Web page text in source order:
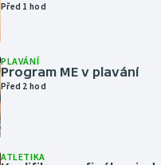
Před 1 hod
PLAVÁNÍ
Program ME v plavání
Před 2 hod
ATLETIKA